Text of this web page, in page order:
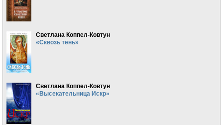
Светлана Коппел-Ковтун
«Сквозь тень»
Светлана Коппел-Ковтун
«Высекательница Искр»